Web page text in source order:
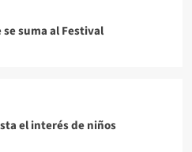
se suma al Festival
el interés de niños